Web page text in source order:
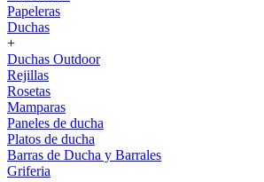
Papeleras
Duchas
+
Duchas Outdoor
Rejillas
Rosetas
Mamparas
Paneles de ducha
Platos de ducha
Barras de Ducha y Barrales
Griferia